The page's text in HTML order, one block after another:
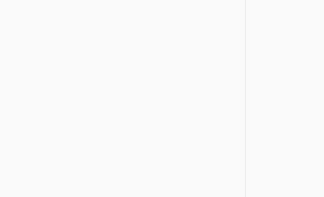
りません。電子ウォレットの最